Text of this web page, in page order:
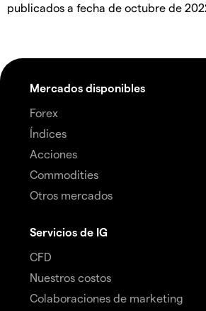
publicados a fecha de octubre de
Mercados disponibles
Forex
Índices
Acciones
Commodities
Otros mercados
Servicios de IG
CFD
Nuestros costos
Colaboraciones de marketing